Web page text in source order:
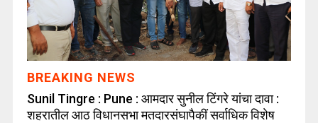
BREAKING NEWS
Sunil Tingre : Pune : आमदार सुनील टिंगरे यांचा दावा :
शहरातील आठ विधानसभा मतदारसंघापैकीं सर्वाधिक विशेष